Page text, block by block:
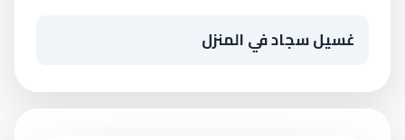
غسيل سجاد في المنزل